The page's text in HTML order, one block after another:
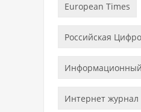
European Times
Российская
Интернет журнал